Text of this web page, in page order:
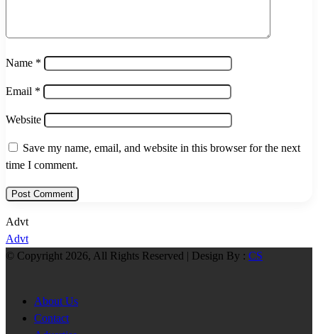
Name *
Email *
Website
Save my name, email, and website in this browser for the next
time I comment.
Advt
Advt
© Copyright 2026, All Rights Reserved | Design By : CS
About Us
Contact